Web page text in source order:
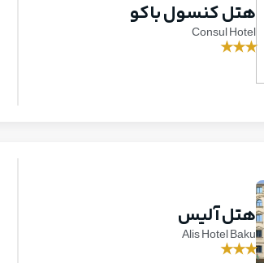
هتل کنسول باکو
Consul Hotel
★
★
★
هتل آلیس
Alis Hotel Baku
★
★
★